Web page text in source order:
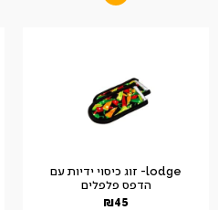
lodge- זוג כיסוי ידיות עם
הדפס פלפלים
₪45